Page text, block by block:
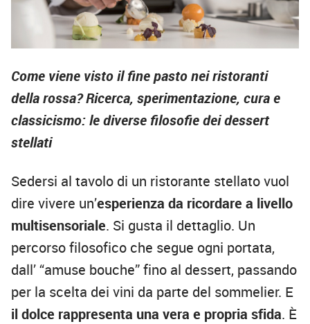
Come viene visto il fine pasto nei ristoranti
della rossa? Ricerca, sperimentazione, cura e
classicismo: le diverse filosofie dei dessert
stellati
Sedersi al tavolo di un ristorante stellato vuol
dire vivere un’esperienza da ricordare a livello
multisensoriale. Si gusta il dettaglio. Un
percorso filosofico che segue ogni portata,
dall’ “amuse bouche” fino al dessert, passando
per la scelta dei vini da parte del sommelier. E
il dolce rappresenta una vera e propria sfida. È